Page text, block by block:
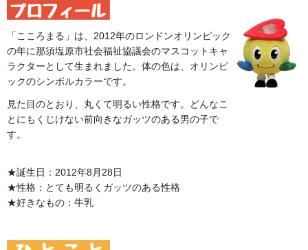
「こころまる」は、2012年のロンドンオリンピック
の年に那須塩原市社会福祉協議会のマスコットキャ
ラクターとして生まれました。体の色は、オリンピ
ックのシンボルカラーです。
見た目のとおり、丸くて明るい性格です。どんなこ
とにもくじけない前向きなガッツのある男の子で
す。
★誕生日：2012年8月28日
★性格：とても明るくガッツのある性格
★好きなもの：牛乳